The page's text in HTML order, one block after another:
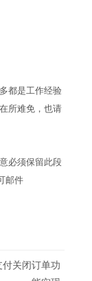
都是工作经验
所难免，也请
必须保留此段
邮件
关闭订单功